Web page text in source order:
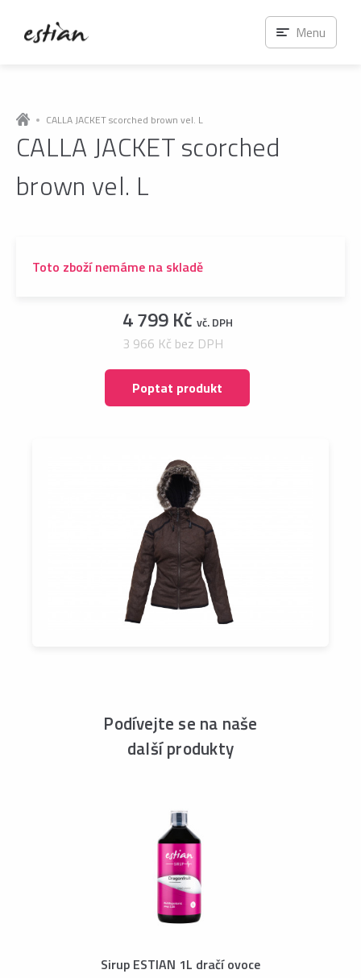
CALLA JACKET scorched brown vel. L
CALLA JACKET scorched
brown vel. L
Toto zboží nemáme na skladě
4 799 Kč vč. DPH
3 966 Kč bez DPH
Poptat produkt
Podívejte se na naše
další produkty
Sirup ESTIAN 1L dračí ovoce
Menu